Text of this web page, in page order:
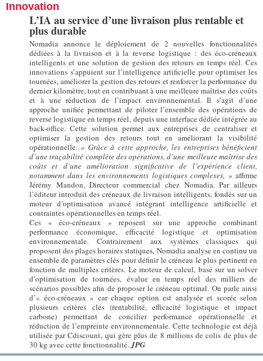
Innovation
L’IA au service d’une livraison plus rentable et
plus durable
Nomadia annonce le déploiement de 2 nouvelles fonctionnalités
dédiées à la livraison et à la reverse logistique : des éco-créneaux
intelligents et une solution de gestion des retours en temps réel. Ces
innovations s’appuient sur l’intelligence artificielle pour optimiser les
tournées, améliorer la gestion des retours et renforcer la performance du
dernier kilomètre, tout en contribuant à une meilleure maîtrise des coûts
et à une réduction de l’impact environnemental. Il s’agit d’une
approche unifiée permettant de piloter l’ensemble des opérations de
reverse logistique en temps réel, depuis une interface dédiée intégrée au
back-office. Cette solution permet aux entreprises de centraliser et
optimiser la gestion des retours tout en améliorant la visibilité
opérationnelle. « Grâce à cette approche, les entreprises bénéficient
d’une traçabilité complète des opérations, d’une meilleure maîtrise des
coûts et d’une amélioration significative de l’expérience client,
notamment dans les environnements logistiques complexes, » affirme
Jérémy Mandon, Directeur commercial chez Nomadia. Par ailleurs
l’éditeur introduit des créneaux de livraison intelligents, fondés sur un
moteur d’optimisation avancé intégrant intelligence artificielle et
contraintes opérationnelles en temps réel.
Ces « éco-créneaux » reposent sur une approche combinant
performance économique, efficacité logistique et optimisation
environnementale. Contrairement aux systèmes classiques qui
proposent des plages horaires statiques, Nomadia analyse en continu un
ensemble de paramètres clés pour définir le créneau le plus pertinent en
fonction de multiples critères. Le moteur de calcul, basé sur un solver
d’optimisation de tournées, évalue en temps réel des milliers de
scénarios possibles afin de proposer le créneau optimal. On parle ainsi
d’« éco-créneaux » car chaque option est analysée et scorée selon
plusieurs critères clés (rentabilité, efficacité logistique et impact
carbone) permettant de concilier performance opérationnelle et
réduction de l’empreinte environnementale. Cette technologie est déjà
utilisée par Cdiscount, qui gère plus de 8 millions de colis de plus de
30 kg avec cette fonctionnalité.JPG